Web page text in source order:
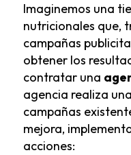
Imaginemos una
nutricionales que,
campañas
obtener los
contratar una
agencia realiza
campañas
mejora,
acciones: